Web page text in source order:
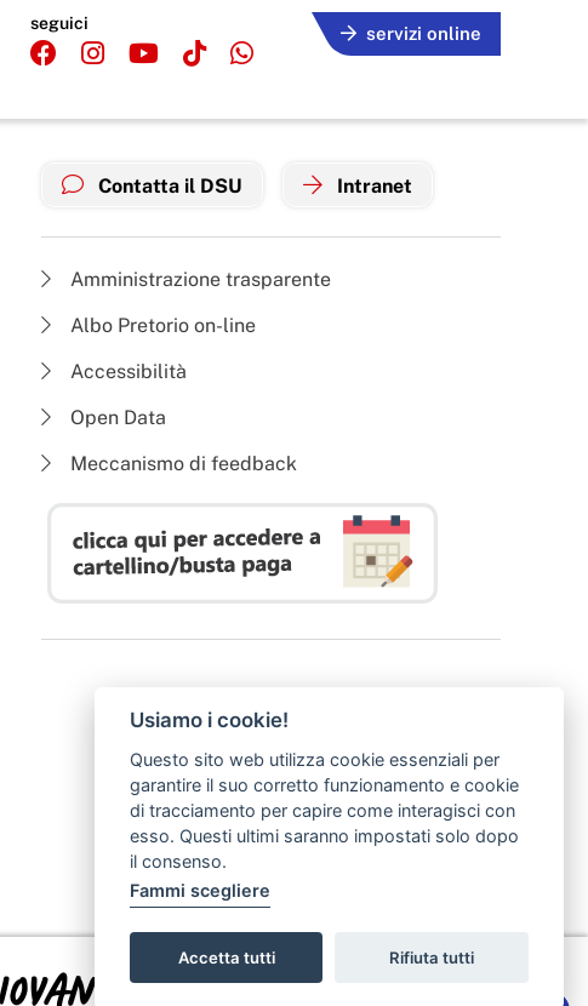
seguici
servizi online
Contatta il DSU Intranet
Amministrazione trasparente
Albo Pretorio on-line
Accessibilità
Open Data
Meccanismo di feedback
Usiamo i cookie!
Questo sito web utilizza cookie essenziali per
garantire il suo corretto funzionamento e cookie
di tracciamento per capire come interagisci con
esso. Questi ultimi saranno impostati solo dopo
il consenso.
Fammi scegliere
Accetta tutti Rifiuta tutti